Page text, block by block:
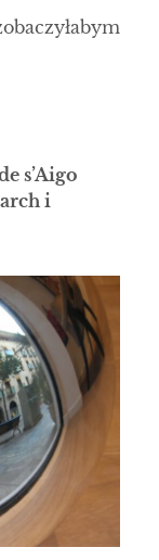
s’Aigo
i